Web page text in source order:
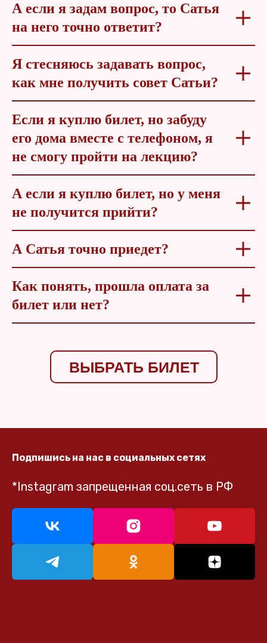
А если я задам вопрос, то Сатья
на него точно ответит?
Я стесняюсь задавать вопрос,
как мне получить совет Сатьи?
Если я куплю билет, но забуду
его дома вместе с телефоном, я
не смогу пройти на лекцию?
А если я куплю билет, но у меня
не получится прийти?
А Сатья точно приедет?
Как понять, прошла оплата за
билет или нет?
ВЫБРАТЬ БИЛЕТ
Подпишись на нас в социальных сетях
*Instagram запрещенная соц.сеть в РФ